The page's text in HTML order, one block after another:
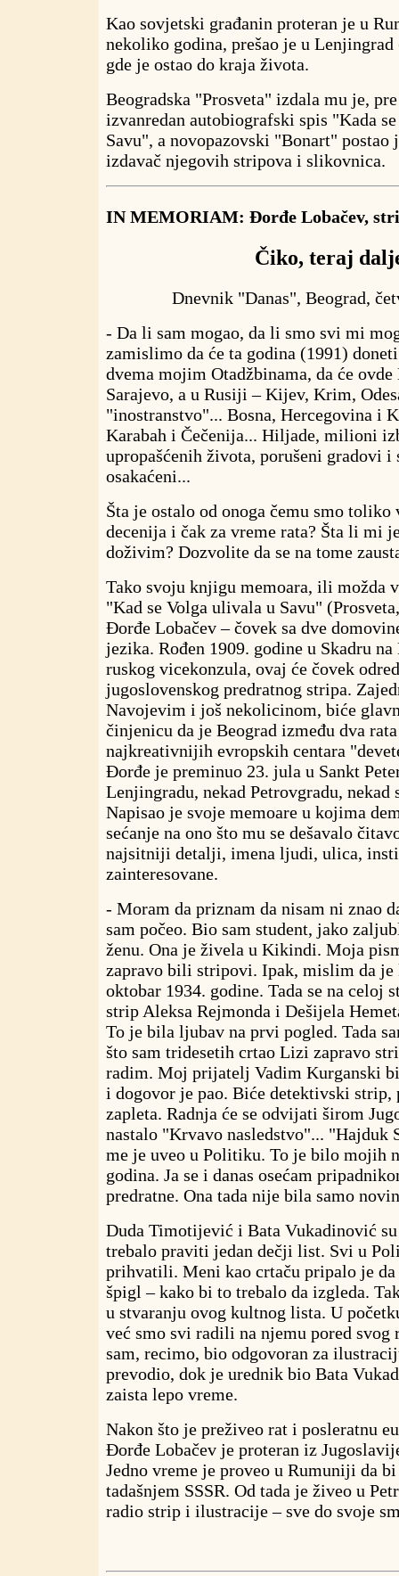
Kao sovjetski građanin proteran je u
nekoliko godina, prešao je u Lenjingrad
gde je ostao do kraja života.
Beogradska "Prosveta" izdala mu je,
izvanredan autobiografski spis "Kada
Savu", a novopazovski "Bonart" postao
izdavač njegovih stripova i slikovnica.
IN MEMORIAM: Đorđe Lobačev,
Čiko, teraj
Dnevnik "Danas", Beograd,
- Da li sam mogao, da li smo svi mi
zamislimo da će ta godina (1991)
dvema mojim Otadžbinama, da će
Sarajevo, a u Rusiji – Kijev, Krim,
"inostranstvo"... Bosna, Hercegovina i
Karabah i Čečenija... Hiljade, milioni
upropašćenih života, porušeni gradovi i
osakaćeni...
Šta je ostalo od onoga čemu smo toliko
decenija i čak za vreme rata? Šta li mi
doživim? Dozvolite da se na tome
Tako svoju knjigu memoara, ili možda
"Kad se Volga ulivala u Savu"
Đorđe Lobačev – čovek sa dve
jezika. Rođen 1909. godine u Skadru
ruskog vicekonzula, ovaj će čovek
jugoslovenskog predratnog stripa.
Navojevim i još nekolicinom, biće
činjenicu da je Beograd između dva
najkreativnijih evropskih centara
Đorđe je preminuo 23. jula u Sankt
Lenjingradu, nekad Petrovgradu, nekad
Napisao je svoje memoare u kojima
sećanje na ono što mu se dešavalo
najsitniji detalji, imena ljudi, ulica,
zainteresovane.
- Moram da priznam da nisam ni znao
sam počeo. Bio sam student, jako
ženu. Ona je živela u Kikindi. Moja
zapravo bili stripovi. Ipak, mislim da je
oktobar 1934. godine. Tada se na celoj
strip Aleksa Rejmonda i Dešijela
To je bila ljubav na prvi pogled. Tada
što sam tridesetih crtao Lizi zapravo
radim. Moj prijatelj Vadim Kurganski
i dogovor je pao. Biće detektivski
zapleta. Radnja će se odvijati širom
nastalo "Krvavo nasledstvo"... "Hajduk
me je uveo u Politiku. To je bilo mojih
godina. Ja se i danas osećam
predratne. Ona tada nije bila samo
Duda Timotijević i Bata Vukadinović
trebalo praviti jedan dečji list. Svi u
prihvatili. Meni kao crtaču pripalo je
špigl – kako bi to trebalo da izgleda.
u stvaranju ovog kultnog lista. U
već smo svi radili na njemu pored svog
sam, recimo, bio odgovoran za
prevodio, dok je urednik bio Bata
zaista lepo vreme.
Nakon što je preživeo rat i posleratnu
Đorđe Lobačev je proteran iz
Jedno vreme je proveo u Rumuniji da
tadašnjem SSSR. Od tada je živeo u
radio strip i ilustracije – sve do svoje